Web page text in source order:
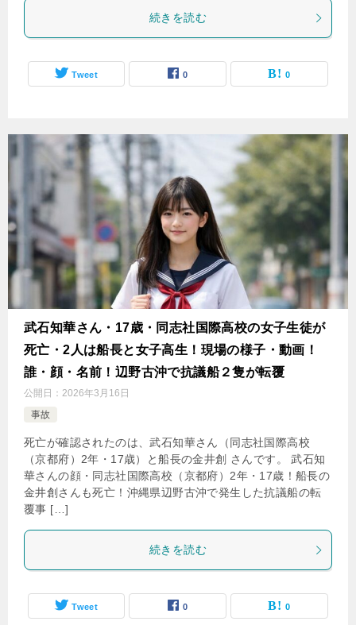
続きを読む
Tweet 0 0
武石知華さん・17歳・同志社国際高校の女子生徒が
死亡・2人は船長と女子高生！現場の様子・動画！
誰・顔・名前！辺野古沖で抗議船２隻が転覆
公開日： 2026年3月16日
事故
死亡が確認されたのは、武石知華さん（同志社国際高校
（京都府）2年・17歳）と船長の金井創 さんです。 武石知
華さんの顔・同志社国際高校（京都府）2年・17歳！船長の
金井創さんも死亡！沖縄県辺野古沖で発生した抗議船の転
覆事 […]
続きを読む
Tweet 0 0